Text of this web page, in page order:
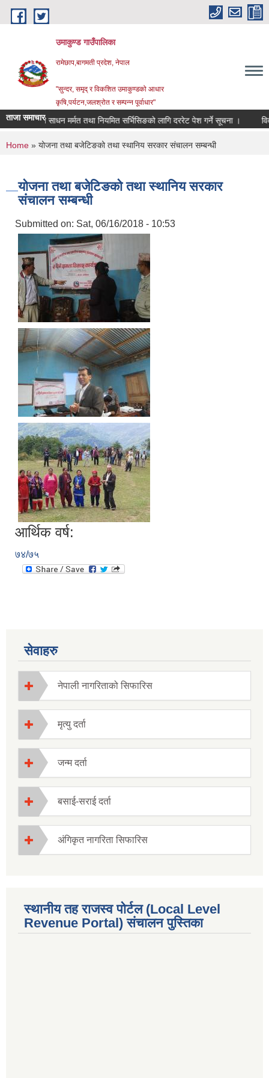
Skip to main content
उमाकुण्ड गाउँपालिका
रामेछाप,बागमती प्रदेश, नेपाल
"सुन्दर, समृद् र विकशित उमाकुण्डको आधार
कृषि,पर्यटन,जलश्रोत र सम्पन्न पूर्वाधार"
ताजा समाचार
सवारी साधन मर्मत तथा नियमित सर्भिसिङको लागि दररेट पेश गर्ने सूचना । विवरण
You are here
Home » योजना तथा बजेटिङको तथा स्थानिय सरकार संचालन सम्बन्धी
योजना तथा बजेटिङको तथा स्थानिय सरकार
संचालन सम्बन्धी
Submitted on: Sat, 06/16/2018 - 10:53
आर्थिक वर्ष:
७४/७५
सेवाहरु
नेपाली नागरिताको सिफारिस
मृत्यु दर्ता
जन्म दर्ता
बसाई-सराई दर्ता
अंगिकृत नागरिता सिफारिस
स्थानीय तह राजस्व पोर्टल (Local Level
Revenue Portal) संचालन पुस्तिका